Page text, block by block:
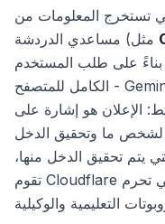
تستخرج المعلومات من
طلب المستخدم) ووكلاء الاستخدام
الكامل للمتصفح - Gemini أو Claude، الذين يديرون Chrome
الإعلان هو إشارة على
لشخص ما وتحقيق الدخل
يتم تحقيق الدخل منها،
تقوم Cloudflare بشكل افتراضي بحظر الروبوتات التي تحرم